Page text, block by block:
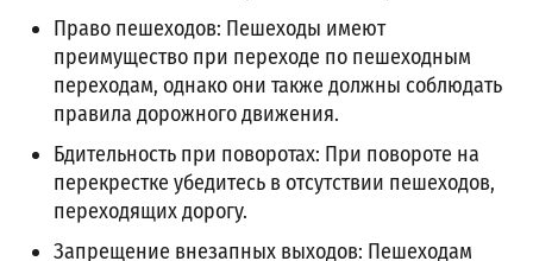
Право пешеходов: Пешеходы имеют
преимущество при переходе по пешеходным
переходам, однако они также должны соблюдать
правила дорожного движения.
Бдительность при поворотах: При повороте на
перекрестке убедитесь в отсутствии пешеходов,
переходящих дорогу.
Запрещение внезапных выходов: Пешеходам